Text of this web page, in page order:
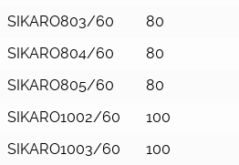
SIKARO803/60
80
SIKARO804/60
80
SIKARO805/60
80
SIKARO1002/60
100
SIKARO1003/60
100